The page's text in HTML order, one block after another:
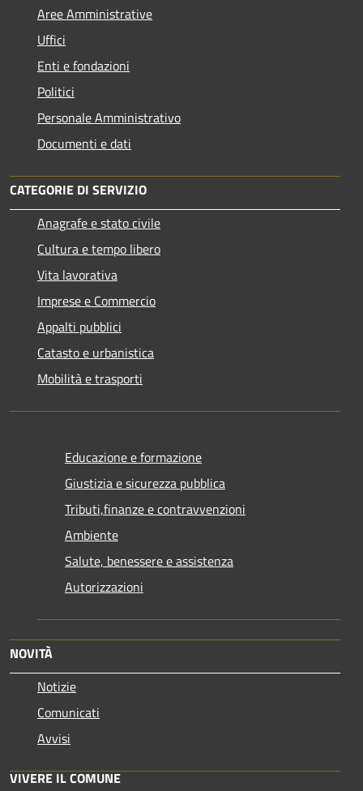
Aree Amministrative
Uffici
Enti e fondazioni
Politici
Personale Amministrativo
Documenti e dati
CATEGORIE DI SERVIZIO
Anagrafe e stato civile
Cultura e tempo libero
Vita lavorativa
Imprese e Commercio
Appalti pubblici
Catasto e urbanistica
Mobilità e trasporti
Educazione e formazione
Giustizia e sicurezza pubblica
Tributi,finanze e contravvenzioni
Ambiente
Salute, benessere e assistenza
Autorizzazioni
NOVITÀ
Notizie
Comunicati
Avvisi
VIVERE IL COMUNE